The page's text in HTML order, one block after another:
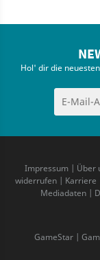
Hol' dir die
Impressum| Über
widerrufen | Karriere
Mediadaten|
GameStar |